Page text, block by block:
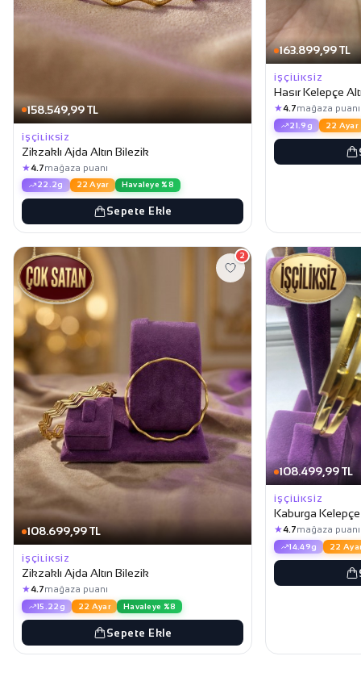
158.549,99 TL
İŞÇILIKSIZ
Zikzaklı Ajda Altın Bilezik
★4.7mağaza puanı
22.2g 22 Ayar Havaleye %8
Sepete Ekle
163.899,99 TL
İŞÇILIKSIZ
Hasır Kelepçe
★4.7mağaza puanı
21.9g 22 Ayar
108.699,99 TL
2
İŞÇILIKSIZ
Zikzaklı Ajda Altın Bilezik
★4.7mağaza puanı
15.22g 22 Ayar Havaleye %8
Sepete Ekle
108.499,99 TL
İŞÇILIKSIZ
Kaburga
★4.7mağaza puanı
14.49g 22